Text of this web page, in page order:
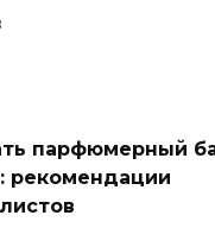
парфюмерный
рекомендации